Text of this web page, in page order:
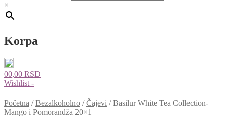
×
Korpa
00,00 RSD
Wishlist -
Početna /Bezalkoholno /Čajevi /Basilur White Tea Collection-
Mango i Pomorandža 20×1